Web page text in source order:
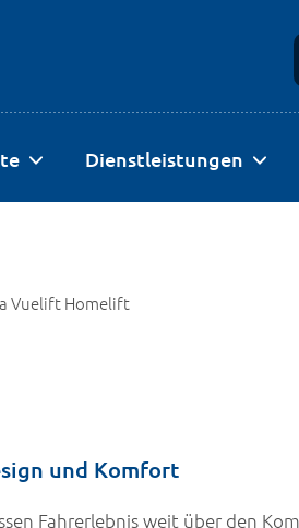
Dienstleistungen
Vuelift Homelift
und Komfort
Fahrerlebnis weit über den